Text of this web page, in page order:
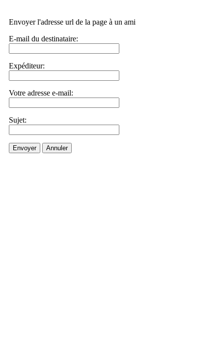
Envoyer l'adresse url de la page à un ami
E-mail du destinataire:
Expéditeur:
Votre adresse e-mail:
Sujet:
Envoyer Annuler